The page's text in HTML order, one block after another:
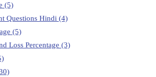
(5)
Questions Hindi (4)
(5)
Loss Percentage (3)